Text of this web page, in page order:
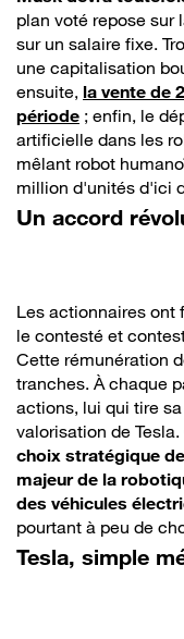
plan voté repose sur
sur un salaire fixe.
une capitalisation
ensuite, la vente de
période ; enfin, le
artificielle dans les
mêlant robot
million d'unités d'ici
Un accord
Les actionnaires ont
le contesté et
Cette rémunération
tranches. À chaque
actions, lui qui tire
valorisation de Tesla.
choix stratégique
majeur de la
des véhicules
pourtant à peu de
Tesla, simple